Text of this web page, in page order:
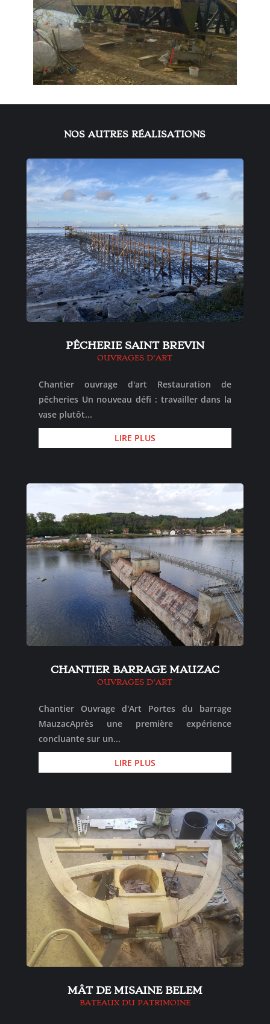
NOS AUTRES RÉALISATIONS
PÊCHERIE SAINT BREVIN
OUVRAGES D'ART
Chantier ouvrage d'art Restauration de
pêcheries Un nouveau défi : travailler dans la
vase plutôt...
LIRE PLUS
CHANTIER BARRAGE MAUZAC
OUVRAGES D'ART
Chantier Ouvrage d'Art Portes du barrage
MauzacAprès une première expérience
concluante sur un...
LIRE PLUS
MÂT DE MISAINE BELEM
BATEAUX DU PATRIMOINE